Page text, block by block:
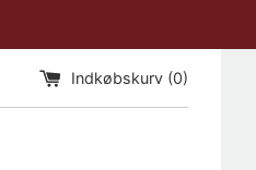
Indkøbskurv (0)